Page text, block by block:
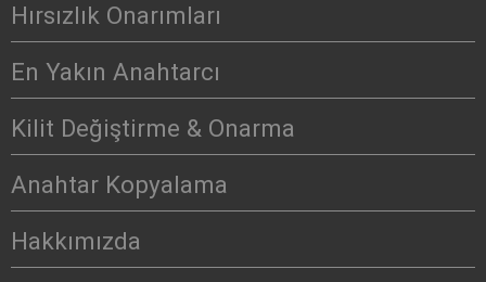
Hırsızlık Onarımları
En Yakın Anahtarcı
Kilit Değiştirme & Onarma
Anahtar Kopyalama
Hakkımızda